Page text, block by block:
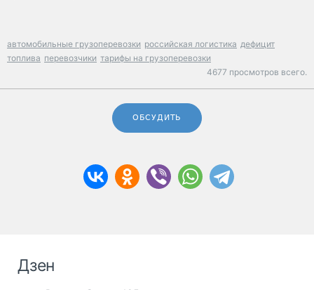
автомобильные грузоперевозки российская логистика дефицит
топлива перевозчики тарифы на грузоперевозки
4677 просмотров всего.
ОБСУДИТЬ
Дзен